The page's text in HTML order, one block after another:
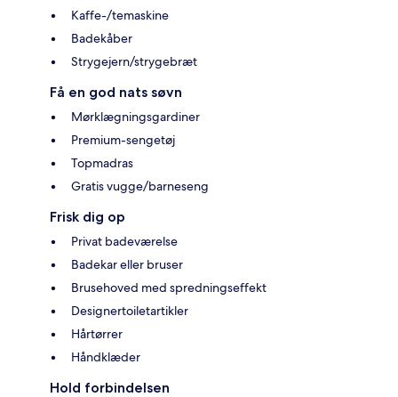
Kaffe-/temaskine
Badekåber
Strygejern/strygebræt
Få en god nats søvn
Mørklægningsgardiner
Premium-sengetøj
Topmadras
Gratis vugge/barneseng
Frisk dig op
Privat badeværelse
Badekar eller bruser
Brusehoved med spredningseffekt
Designertoiletartikler
Hårtørrer
Håndklæder
Hold forbindelsen